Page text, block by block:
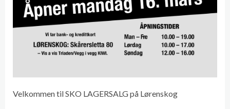
Velkommen til SKO LAGERSALG på Lørenskog